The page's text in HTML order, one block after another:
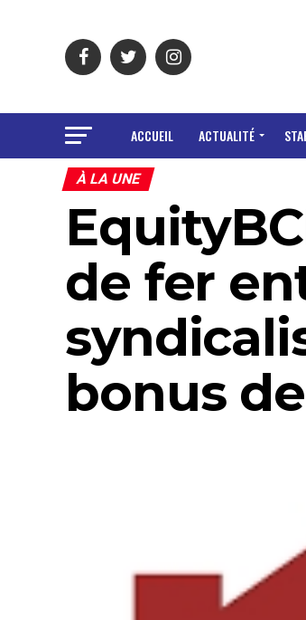
ACCUEIL ACTUALITÉ
À LA UNE
de fer
bonus